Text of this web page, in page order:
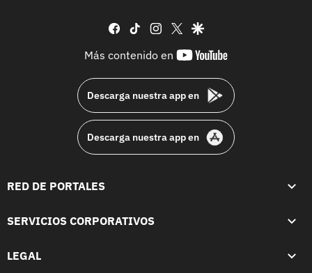
facebook
tiktok instagram
twittergoogle
Más contenido en
youtube-
Descarga nuestra app en
Descarga nuestra app en
RED DE PORTALES
SERVICIOS CORPORATIVOS
LEGAL